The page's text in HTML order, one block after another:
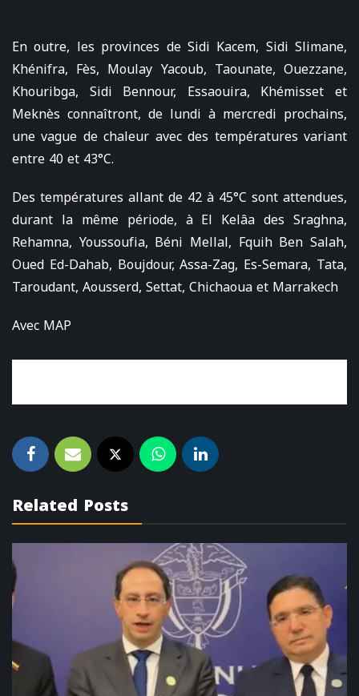
En outre, les provinces de Sidi Kacem, Sidi Slimane,
Khénifra, Fès, Moulay Yacoub, Taounate, Ouezzane,
Khouribga, Sidi Bennour, Essaouira, Khémisset et
Meknès connaîtront, de lundi à mercredi prochains,
une vague de chaleur avec des températures variant
entre 40 et 43°C.
Des températures allant de 42 à 45°C sont attendues,
durant la même période, à El Kelâa des Sraghna,
Rehamna, Youssoufia, Béni Mellal, Fquih Ben Salah,
Oued Ed-Dahab, Boujdour, Assa-Zag, Es-Semara, Tata,
Taroudant, Aousserd, Settat, Chichaoua et Marrakech
Avec MAP
Related Posts